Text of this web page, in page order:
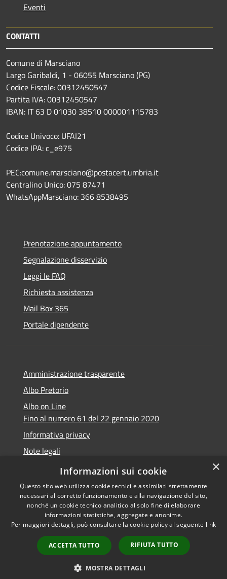
Eventi
CONTATTI
Comune di Marsciano
Largo Garibaldi, 1 - 06055 Marsciano (PG)
Codice Fiscale: 00312450547
Partita IVA: 00312450547
IBAN: IT 63 D 01030 38510 000001115783
Codice Univoco: UFAI21
Codice IPA: c_e975
PEC:comune.marsciano@postacert.umbria.it
Centralino Unico: 075 87471
WhatsAppMarsciano: 366 8538495
Prenotazione appuntamento
Segnalazione disservizio
Leggi le FAQ
Richiesta assistenza
Mail Box 365
Portale dipendente
Amministrazione trasparente
Albo Pretorio
Albo on Line
Fino al numero 61 del 22 gennaio 2020
Informativa privacy
Note legali
Dichiarazione di accessibilità
Accessibilità
Copyright © 2026 • Comune di
Marsciano • Powered by
Municipium•
Accesso
redazione
×
Informazioni sui cookie
Questo sito web utilizza cookie tecnici e assimilati strettamente
necessari al corretto funzionamento e alla navigazione del sito,
nonché un cookie tecnico analitico al solo fine di elaborare
informazioni statistiche, aggregate e anonime.
Per maggiori dettagli, può consultare la cookie policy al seguente link
ACCETTA TUTTO RIFIUTA TUTTO
MOSTRA DETTAGLI